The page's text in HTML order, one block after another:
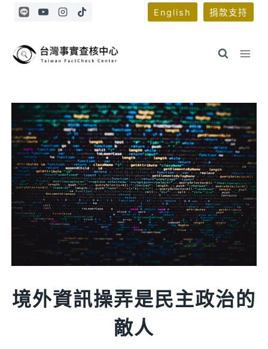
Skip
English 捐款支持
境外資訊操弄是民主政治的
敵人